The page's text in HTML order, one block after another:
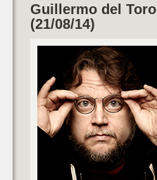
Guillermo del Toro
(21/08/14)